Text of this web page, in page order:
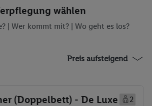
wählen
| Wer kommt mit? | Wo geht es los?
Preis aufsteigend
(Doppelbett) - De Luxe
2